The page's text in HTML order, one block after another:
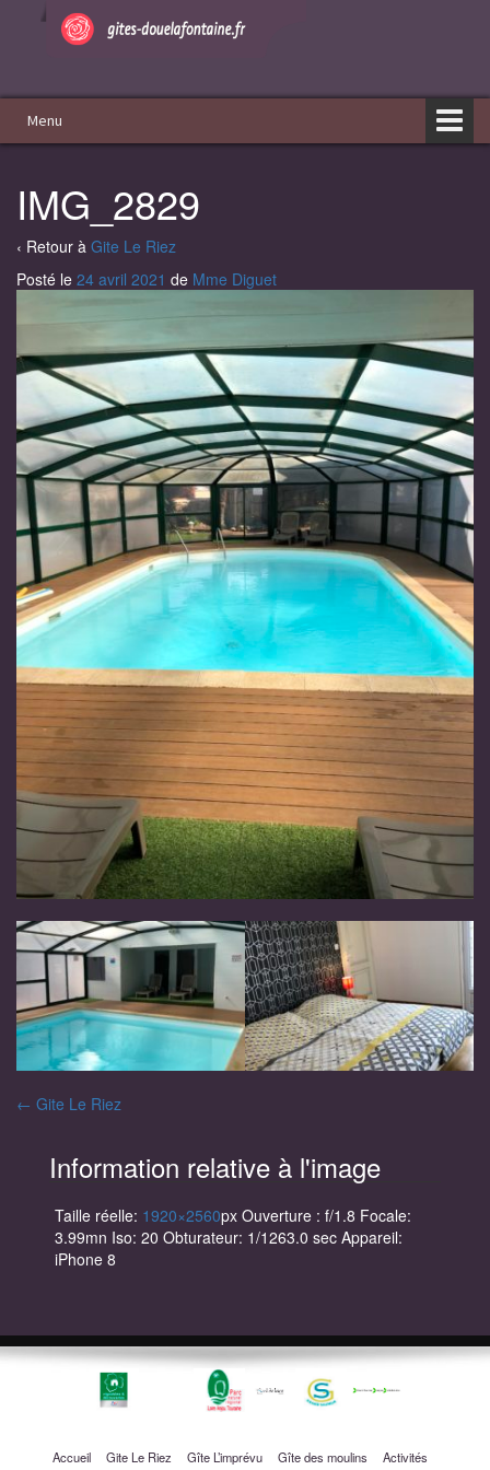
Menu
IMG_2829
‹ Retour à Gite Le Riez
Posté le 24 avril 2021 de Mme Diguet
Navigation
des
articles
← Gite Le Riez
Information relative à l'image
Taille réelle: 1920×2560px Ouverture : f/1.8 Focale:
3.99mn Iso: 20 Obturateur: 1/1263.0 sec Appareil:
iPhone 8
Accueil Gite Le Riez Gîte L’imprévu Gîte des moulins Activités